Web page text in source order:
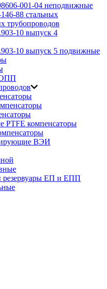
001-04 неподвижные
88 стальных
трубопроводов
10 выпуск 4
10 выпуск 5 подвижные
PTFE компенсаторы
ВЭИ
резервуары ЕП и ЕПП